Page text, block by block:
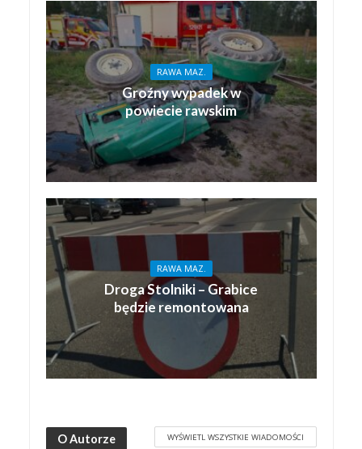
RAWA MAZ.
Groźny wypadek w
powiecie rawskim
RAWA MAZ.
Droga Stolniki – Grabice
będzie remontowana
O Autorze WYŚWIETL WSZYSTKIE WIADOMOŚCI